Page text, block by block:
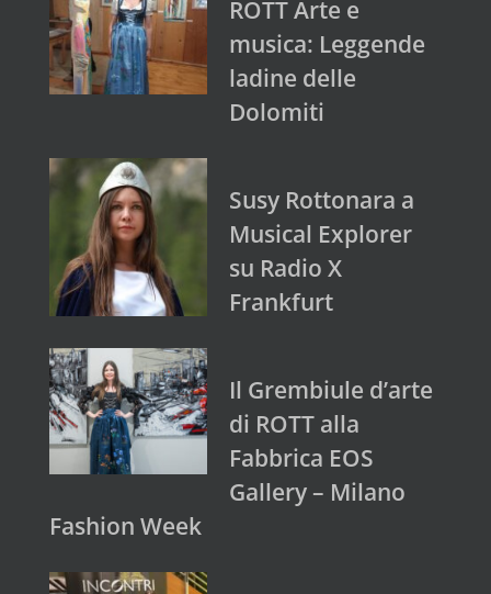
ROTT Arte e
musica: Leggende
ladine delle
Dolomiti
Susy Rottonara a
Musical Explorer
su Radio X
Frankfurt
Il Grembiule d’arte
di ROTT alla
Fabbrica EOS
Gallery – Milano
Fashion Week